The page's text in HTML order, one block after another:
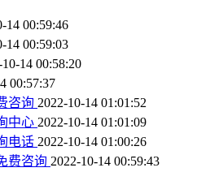
14 00:59:46
14 00:59:03
10-14 00:58:20
00:57:37
咨询 2022-10-14 01:01:52
中心 2022-10-14 01:01:09
电话 2022-10-14 01:00:26
费咨询 2022-10-14 00:59:43